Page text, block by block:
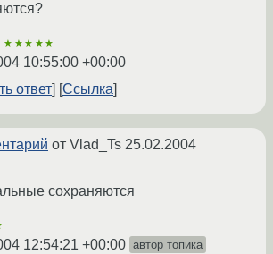
★★★★★
10:55:00 +00:00
ответ
Ссылка
от Vlad_Ts 25.02.2004
сохраняются
12:54:21 +00:00 автор топика